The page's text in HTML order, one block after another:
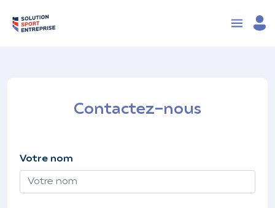
Contactez-nous
Votre nom